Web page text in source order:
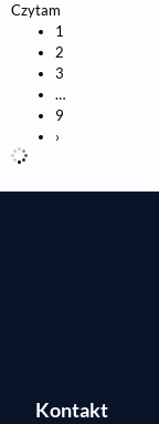
Czytam
1
2
3
…
9
›
Kontakt